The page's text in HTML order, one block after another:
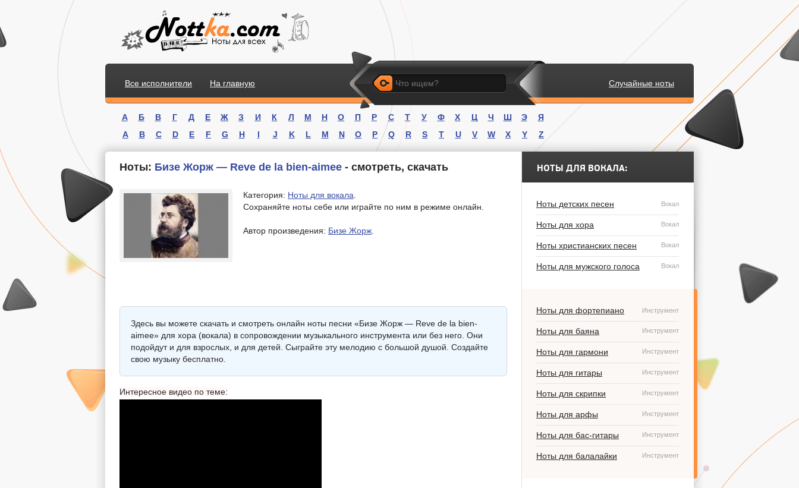
Все исполнители На главную Случайные ноты
Искать
.
А Б В Г Д Е Ж З И К Л М Н О П Р С Т У Ф Х Ц Ч Ш Э
Я
A
B C D E F G H I J K L M N O P Q R S T U V W X Y Z
Ноты: Бизе Жорж — Reve de la bien-aimee - смотреть, скачать
Категория: Ноты для вокала
Сохраняйте ноты себе или играйте по ним в режиме онлайн.
Автор произведения: Бизе Жорж
Здесь вы можете скачать и смотреть онлайн ноты песни «Бизе Жорж — Reve de la bien-
aimee» для хора (вокала) в сопровождении музыкального инструмента или без него. Они
подойдут и для взрослых, и для детей. Сыграйте эту мелодию с большой душой. Создайте
свою музыку бесплатно.
Интересное видео по теме:
НОТЫ ДЛЯ ВОКАЛА:
Ноты детских песен Вокал
Ноты для хора Вокал
Ноты христианских песен Вокал
Ноты для мужского голоса Вокал
Ноты для фортепиано Инструмент
Ноты для баяна Инструмент
Ноты для гармони Инструмент
Ноты для гитары Инструмент
Ноты для скрипки Инструмент
Ноты для арфы Инструмент
Ноты для бас-гитары Инструмент
Ноты для балалайки Инструмент